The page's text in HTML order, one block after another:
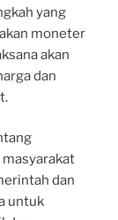
yang
moneter
akan
dan
dan
untuk